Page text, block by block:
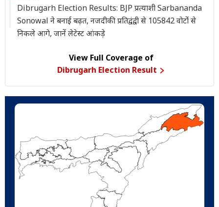
Dibrugarh Election Results: BJP प्रत्याशी Sarbananda
Sonowal ने बनाई बढ़त, नजदीकी प्रतिद्वंद्वी से 105842 वोटोंं से
निकले आगे, जानें लेटेस्ट आंकड़े
View Full Coverage of
Dibrugarh Election Result